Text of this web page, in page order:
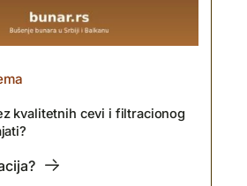
kvalitetnih cevi i filtracionog